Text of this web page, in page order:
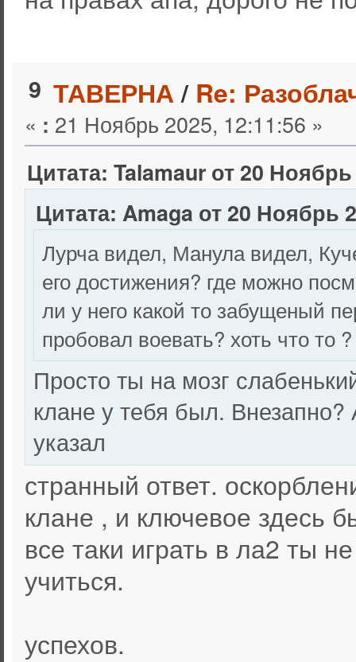
9 ТАВЕРНА/ Re:
« : 21 Ноябрь 2025, 12:11:56 »
Цитата: Talamaur от 20
Цитата: Amaga от 20 Ноябрь
Лурча видел, Манула видел,
его достижения? где можно
ли у него какой то забущеный
пробовал воевать? хоть что то ?
Просто ты на мозг
клане у тебя был.
указал
странный ответ.
клане , и ключевое здесь
все таки играть в ла2 ты
учиться.
успехов.